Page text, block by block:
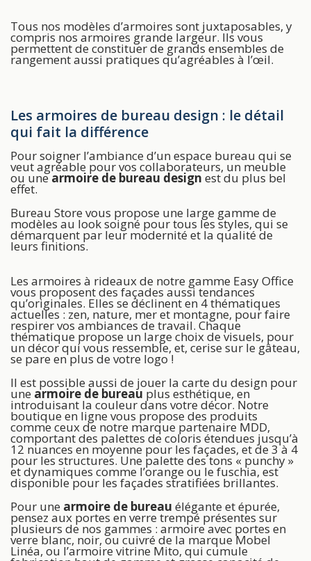
Tous nos modèles d’armoires sont juxtaposables, y
compris nos armoires grande largeur. Ils vous
permettent de constituer de grands ensembles de
rangement aussi pratiques qu’agréables à l’œil.
Les armoires de bureau design : le détail
qui fait la différence
Pour soigner l’ambiance d’un espace bureau qui se
veut agréable pour vos collaborateurs, un meuble
ou unearmoire de bureau design est du plus bel
effet.
Bureau Store vous propose une large gamme de
modèles au look soigné pour tous les styles, qui se
démarquent par leur modernité et la qualité de
leurs finitions.
Les armoires à rideaux de notre gamme Easy Office
vous proposent des façades aussi tendances
qu’originales. Elles se déclinent en 4 thématiques
actuelles : zen, nature, mer et montagne, pour faire
respirer vos ambiances de travail. Chaque
thématique propose un large choix de visuels, pour
un décor qui vous ressemble, et, cerise sur le gâteau,
se pare en plus de votre logo !
Il est possible aussi de jouer la carte du design pour
une armoire de bureau plus esthétique, en
introduisant la couleur dans votre décor. Notre
boutique en ligne vous propose des produits
comme ceux de notre marque partenaire MDD,
comportant des palettes de coloris étendues jusqu’à
12 nuances en moyenne pour les façades, et de 3 à 4
pour les structures. Une palette des tons « punchy »
et dynamiques comme l’orange ou le fuschia, est
disponible pour les façades stratifiées brillantes.
Pour une armoire de bureau élégante et épurée,
pensez aux portes en verre trempé présentes sur
plusieurs de nos gammes : armoire avec portes en
verre blanc, noir, ou cuivré de la marque Mobel
Linéa, ou l’armoire vitrine Mito, qui cumule